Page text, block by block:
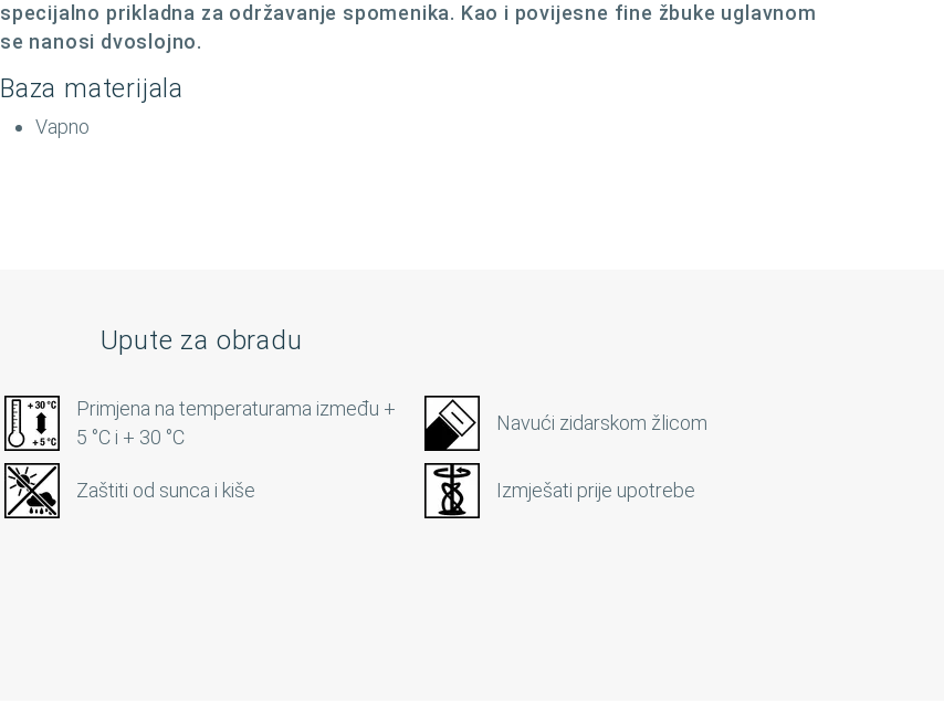
specijalno prikladna za održavanje spomenika. Kao i povijesne fine žbuke uglavnom
se nanosi dvoslojno.
Baza materijala
Vapno
Upute za obradu
Primjena na temperaturama između +
5 °C i + 30 °C
Navući zidarskom žlicom
Zaštiti od sunca i kiše Izmješati prije upotrebe